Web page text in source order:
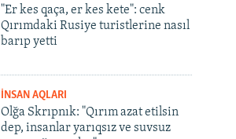
"Er kes qaça, er kes kete": cenk
Qırımdaki Rusiye turistlerine nasıl
barıp yetti
İNSAN AQLARI
Olğa Skrıpnık: "Qırım azat etilsin
dep, insanlar yarıqsız ve suvsuz